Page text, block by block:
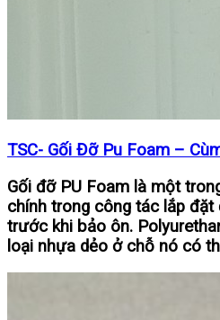
TSC- Gối Đỡ Pu Foam –
Gối đỡ PU Foam là một
chính trong công tác lắp
trước khi bảo ôn.
loại nhựa dẻo ở chỗ nó có